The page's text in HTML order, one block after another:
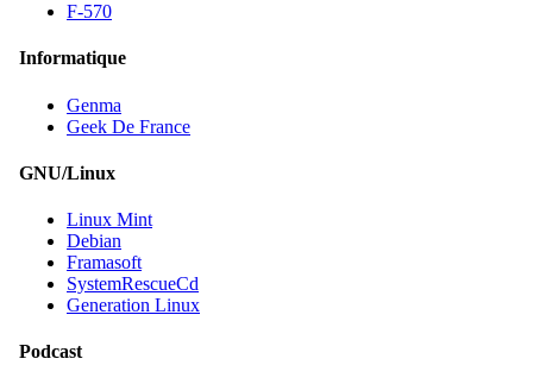
F-570
Informatique
Genma
Geek De France
GNU/Linux
Linux Mint
Debian
Framasoft
SystemRescueCd
Generation Linux
Podcast